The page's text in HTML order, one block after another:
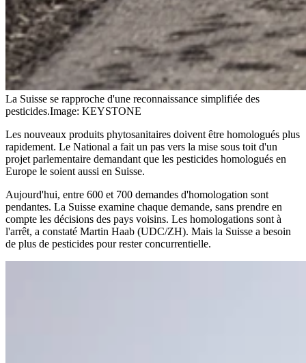
La Suisse se rapproche d'une reconnaissance simplifiée des
pesticides.Image: KEYSTONE
Les nouveaux produits phytosanitaires doivent être homologués plus
rapidement. Le National a fait un pas vers la mise sous toit d'un
projet parlementaire demandant que les pesticides homologués en
Europe le soient aussi en Suisse.
Aujourd'hui, entre 600 et 700 demandes d'homologation sont
pendantes. La Suisse examine chaque demande, sans prendre en
compte les décisions des pays voisins. Les homologations sont à
l'arrêt, a constaté Martin Haab (UDC/ZH). Mais la Suisse a besoin
de plus de pesticides pour rester concurrentielle.